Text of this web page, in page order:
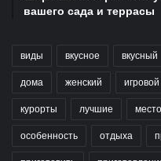
вашего сада и террасы
виды вкусное вкусный
дома женский игровой
курорты лучшие место
особенность отдыха